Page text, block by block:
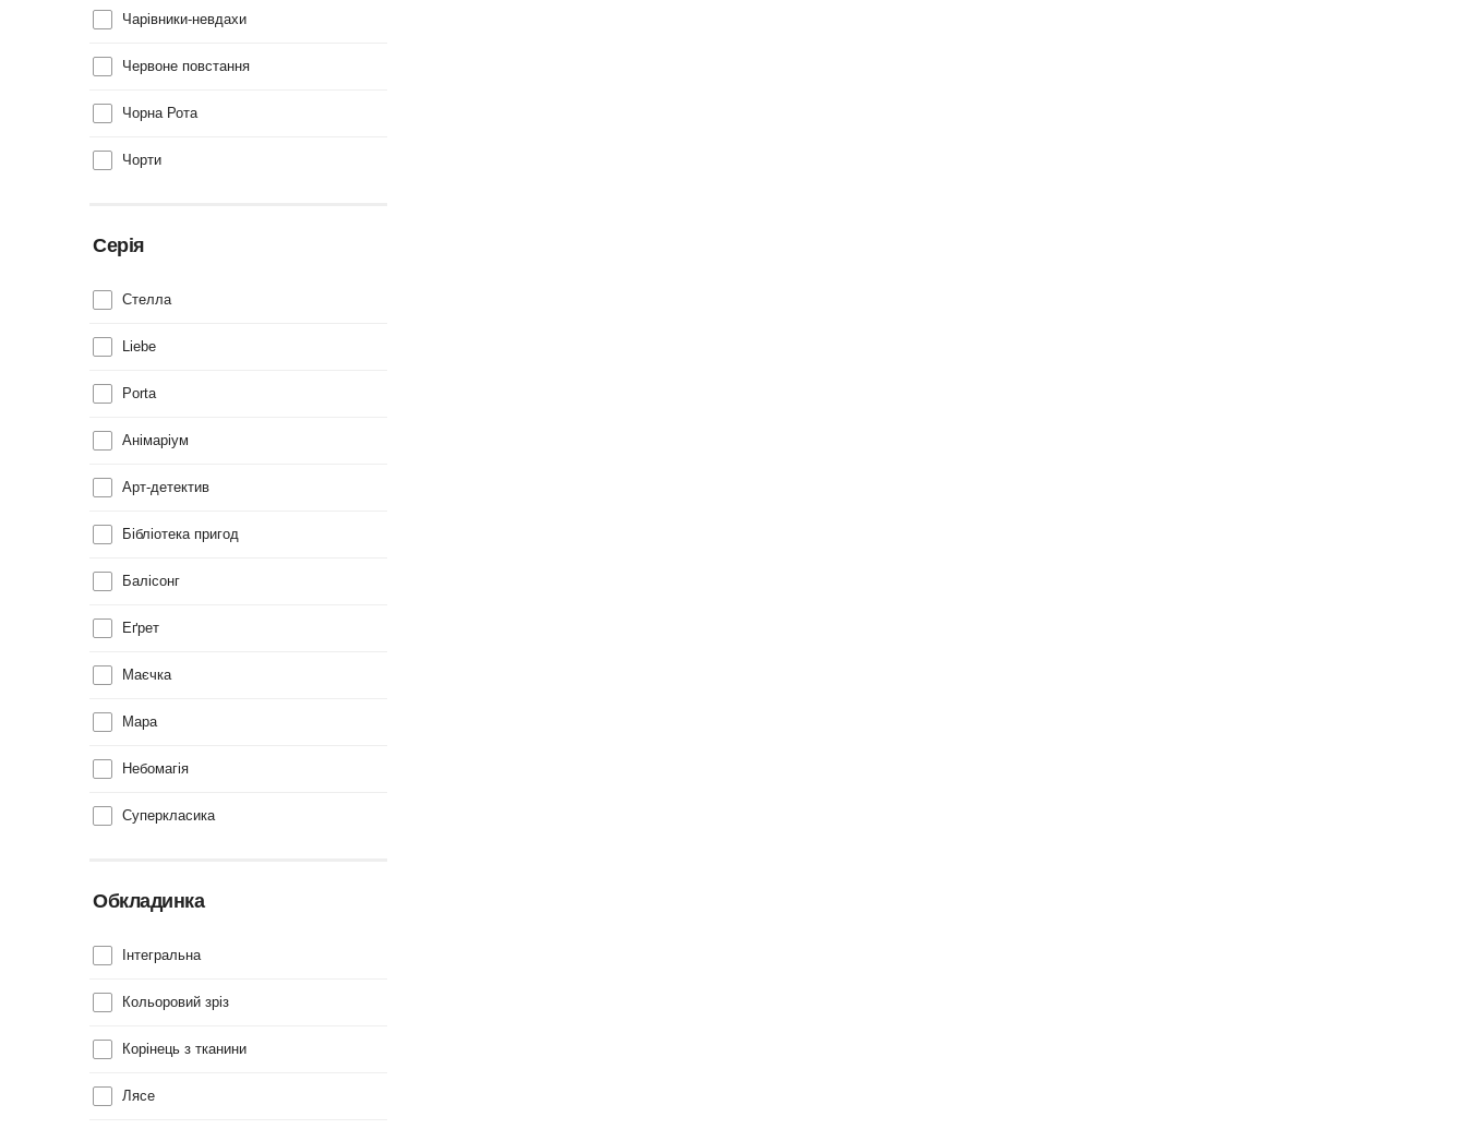
Чарівники-невдахи
Червоне повстання
Чорна Рота
Чорти
Серія
Cтелла
Liebe
Porta
Анімаріум
Арт-детектив
Бібліотека пригод
Балісонг
Еґрет
Маєчка
Мара
Небомагія
Суперкласика
Обкладинка
Інтегральна
Кольоровий зріз
Корінець з тканини
Лясе